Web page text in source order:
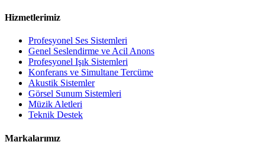
Hizmetlerimiz
Profesyonel Ses Sistemleri
Genel Seslendirme ve Acil Anons
Profesyonel Işık Sistemleri
Konferans ve Simultane Tercüme
Akustik Sistemler
Görsel Sunum Sistemleri
Müzik Aletleri
Teknik Destek
Markalarımız